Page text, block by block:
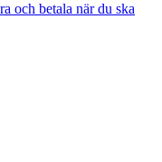
och betala när du ska